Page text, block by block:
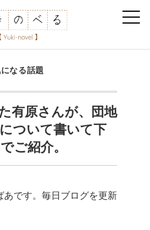
なる話題
有原さんが、団地
ついて書いて下
ご紹介。
あです。毎日ブログを更新